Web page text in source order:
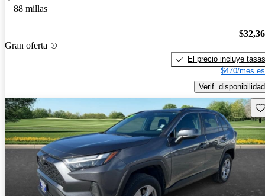
88 millas
Gran oferta
El precio incluye tasas
$470/mes
Verif. disponibilidad